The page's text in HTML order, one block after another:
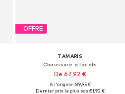
OFFRE
TAMARIS
Chaussure à lacets
De 67,92 €
À l'origine : 89,95 €
Dernier prix le plus bas :51,92 €